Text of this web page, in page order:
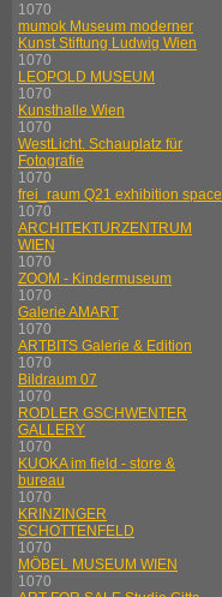
1070
mumok Museum moderner
Kunst Stiftung Ludwig Wien
1070
LEOPOLD MUSEUM
1070
Kunsthalle Wien
1070
WestLicht. Schauplatz für
Fotografie
1070
frei_raum Q21 exhibition space
1070
ARCHITEKTURZENTRUM
WIEN
1070
ZOOM - Kindermuseum
1070
Galerie AMART
1070
ARTBITS Galerie & Edition
1070
Bildraum 07
1070
RODLER GSCHWENTER
GALLERY
1070
KUOKA im field - store &
bureau
1070
KRINZINGER
SCHOTTENFELD
1070
MÖBEL MUSEUM WIEN
1070